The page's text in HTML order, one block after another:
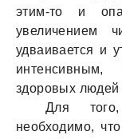
этим-то и
увеличением
удваивается и
здоровых людей
Для
необходимо,